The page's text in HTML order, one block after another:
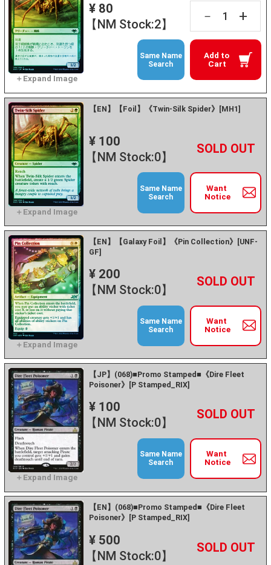
¥ 80
【NM Stock:2】
－ +
Add to
Cart
Same Name
Search
【EN】【Foil】《Twin-Silk Spider》[MH1]
¥ 100
【NM Stock:0】
－ +
Want
Notice
Same Name
Search
【EN】【Galaxy Foil】《Pin Collection》[UNF-
GF]
¥ 200
【NM Stock:0】
－ +
Want
Notice
Same Name
Search
【JP】(068)■Promo Stamped■《Dire Fleet
Poisoner》[P Stamped_RIX]
¥ 100
【NM Stock:0】
－ +
Want
Notice
Same Name
Search
【EN】(068)■Promo Stamped■《Dire Fleet
Poisoner》[P Stamped_RIX]
¥ 500
【NM Stock:0】
－ +